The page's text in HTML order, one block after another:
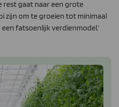
rest gaat naar een grote
zijn om te groeien tot minimaal
fat­soenlijk verdienmodel.’